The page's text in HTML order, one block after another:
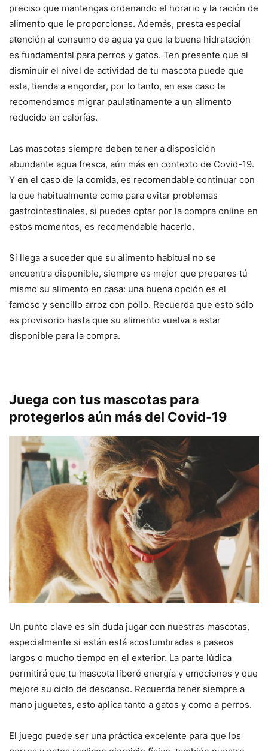
preciso que mantengas ordenando el horario y la ración de
alimento que le proporcionas. Además, presta especial
atención al consumo de agua ya que la buena hidratación
es fundamental para perros y gatos. Ten presente que al
disminuir el nivel de actividad de tu mascota puede que
esta, tienda a engordar, por lo tanto, en ese caso te
recomendamos migrar paulatinamente a un alimento
reducido en calorías.
Las mascotas siempre deben tener a disposición
abundante agua fresca, aún más en contexto de Covid-19.
Y en el caso de la comida, es recomendable continuar con
la que habitualmente come para evitar problemas
gastrointestinales, si puedes optar por la compra online en
estos momentos, es recomendable hacerlo.
Si llega a suceder que su alimento habitual no se
encuentra disponible, siempre es mejor que prepares tú
mismo su alimento en casa: una buena opción es el
famoso y sencillo arroz con pollo. Recuerda que esto sólo
es provisorio hasta que su alimento vuelva a estar
disponible para la compra.
Juega con tus mascotas para
protegerlos aún más del Covid-19
Un punto clave es sin duda jugar con nuestras mascotas,
especialmente si están está acostumbradas a paseos
largos o mucho tiempo en el exterior. La parte lúdica
permitirá que tu mascota liberé energía y emociones y que
mejore su ciclo de descanso. Recuerda tener siempre a
mano juguetes, esto aplica tanto a gatos y como a perros.
El juego puede ser una práctica excelente para que los